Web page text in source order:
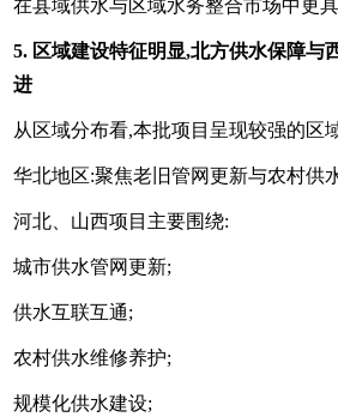
在县域供水与区域水务整合市场中更具
5. 区域建设特征明显,北方供水保障与
进
从区域分布看,本批项目呈现较强的区
华北地区:聚焦老旧管网更新与农村供
河北、山西项目主要围绕:
城市供水管网更新;
供水互联互通;
农村供水维修养护;
规模化供水建设;